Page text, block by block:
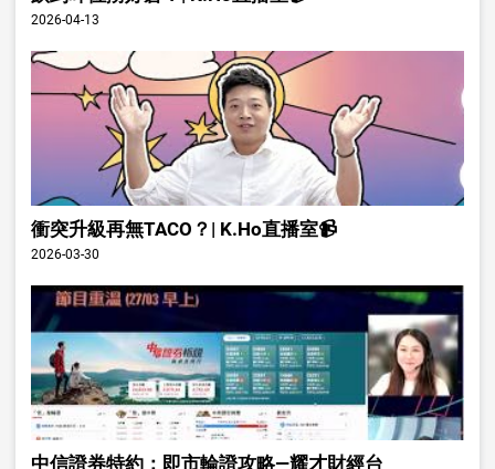
2026-04-13
衝突升級再無TACO？| K.Ho直播室📹
2026-03-30
中信證券特約：即市輪證攻略—耀才財經台